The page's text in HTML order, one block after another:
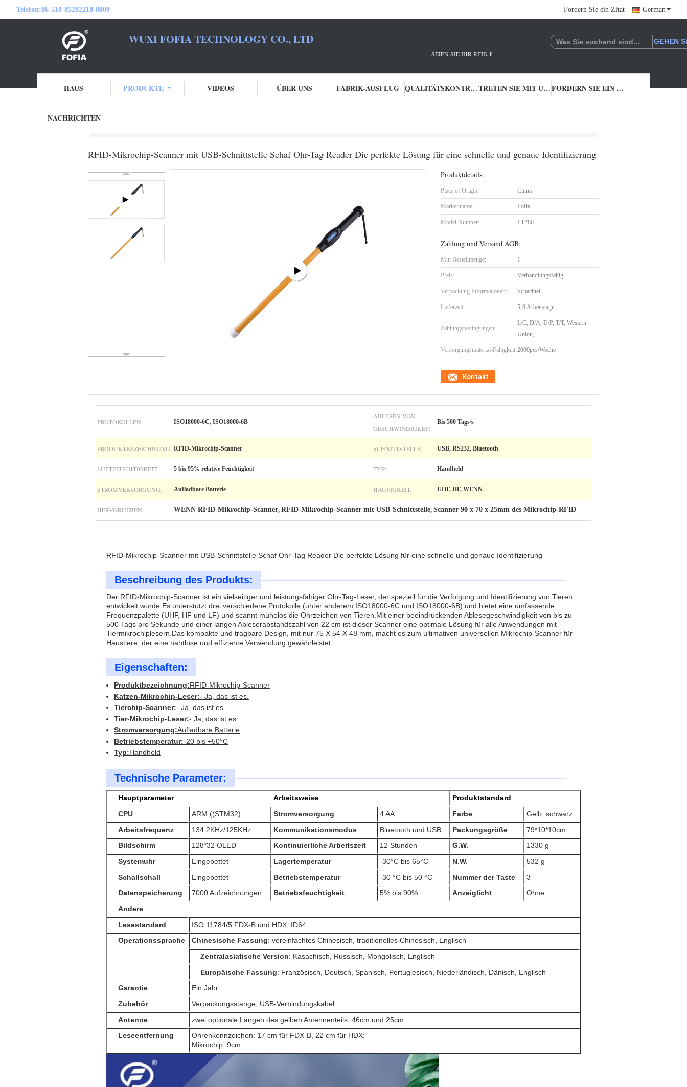
Telefon:86-510-85282218-8009 Fordern Sie ein Zitat German
WUXI FOFIA TECHNOLOGY CO., LTD
SEIEN SIE IHR RFID-PARTNER.!
HAUS PRODUKTE VIDEOS ÜBER UNS FABRIK-AUSFLUG QUALITÄTSKONTROLLE TRETEN SIE MIT UNS IN VERBINDUNG FORDERN SIE EIN ZITAT
NACHRICHTEN
RFID-Mikrochip-Scanner mit USB-Schnittstelle Schaf Ohr-Tag Reader Die perfekte Lösung für eine schnelle und genaue Identifizierung
Produktdetails:
Place of Origin: China
Markenname: Fofia
Model Number: PT280
Zahlung und Versand AGB:
Min Bestellmenge: 1
Preis: Verhandlungsfähig
Verpackung Informationen: Schachtel
Lieferzeit: 5-8 Arbeitstage
Zahlungsbedingungen:
L/C, D/A, D/P, T/T, Western
Union,
Versorgungsmaterial-Fähigkeit:2000pcs/Woche
Kontakt
PROTOKOLLEN: ISO18000-6C, ISO18000-6B
ABLESEN VON
GESCHWINDIGKEIT:
Bis 500 Tags/s
PRODUKTBEZEICHNUNG: RFID-Mikrochip-Scanner SCHNITTSTELLE: USB, RS232, Bluetooth
LUFTFEUCHTIGKEIT: 5 bis 95% relative Feuchtigkeit TYP: Handheld
STROMVERSORGUNG: Aufladbare Batterie HÄUFIGKEIT: UHF, HF, WENN
HERVORHEBEN: WENN RFID-Mikrochip-Scanner, RFID-Mikrochip-Scanner mit USB-Schnittstelle, Scanner 90 x 70 x 25mm des Mikrochip-RFID
RFID-Mikrochip-Scanner mit USB-Schnittstelle Schaf Ohr-Tag Reader Die perfekte Lösung für eine schnelle und genaue Identifizierung
Beschreibung des Produkts:
Der RFID-Mikrochip-Scanner ist ein vielseitiger und leistungsfähiger Ohr-Tag-Leser, der speziell für die Verfolgung und Identifizierung von Tieren
entwickelt wurde. Es unterstützt drei verschiedene Protokolle (unter anderem ISO18000-6C und ISO18000-6B) und bietet eine umfassende
Frequenzpalette (UHF, HF und LF) und scannt mühelos die Ohrzeichen von Tieren. Mit einer beeindruckenden Ablesegeschwindigkeit von bis zu
500 Tags pro Sekunde und einer langen Ableserabstandszahl von 22 cm ist dieser Scanner eine optimale Lösung für alle Anwendungen mit
Tiermikrochiplesern. Das kompakte und tragbare Design, mit nur 75 X 54 X 48 mm, macht es zum ultimativen universellen Mikrochip-Scanner für
Haustiere, der eine nahtlose und effiziente Verwendung gewährleistet.
Eigenschaften:
Produktbezeichnung:RFID-Mikrochip-Scanner
Katzen-Mikrochip-Leser:- Ja, das ist es.
Tierchip-Scanner:- Ja, das ist es.
Tier-Mikrochip-Leser:- Ja, das ist es.
Stromversorgung:Aufladbare Batterie
Betriebstemperatur:-20 bis +50°C
Typ:Handheld
Technische Parameter:
Hauptparameter Arbeitsweise
Produktstandard
CPU
ARM ((STM32) Stromversorgung 4 AA Farbe
Gelb, schwarz
Arbeitsfrequenz
134.2KHz/125KHz Kommunikationsmodus Bluetooth und USB Packungsgröße
79*10*10cm
Bildschirm
128*32 OLED Kontinuierliche Arbeitszeit 12 Stunden G.W.
1330 g
Systemuhr
Eingebettet Lagertemperatur -30°C bis 65°C N.W.
532 g
Schallschall
Eingebettet Betriebstemperatur -30 °C bis 50 °C Nummer der Taste
3
Datenspeicherung
7000 Aufzeichnungen Betriebsfeuchtigkeit 5% bis 90% Anzeiglicht
Ohne
Andere
Lesestandard
ISO 11784/5 FDX-B und HDX, ID64
Operationssprache
Chinesische Fassung: vereinfachtes Chinesisch, traditionelles Chinesisch, Englisch
Zentralasiatische Version: Kasachisch, Russisch, Mongolisch, Englisch
Europäische Fassung: Französisch, Deutsch, Spanisch, Portugiesisch, Niederländisch, Dänisch, Englisch
Garantie
Ein Jahr
Zubehör
Verpackungsstange, USB-Verbindungskabel
Antenne
zwei optionale Längen des gelben Antennenteils: 46cm und 25cm
Leseentfernung
Ohrenkennzeichen: 17 cm für FDX-B, 22 cm für HDX:
Mikrochip: 9cm